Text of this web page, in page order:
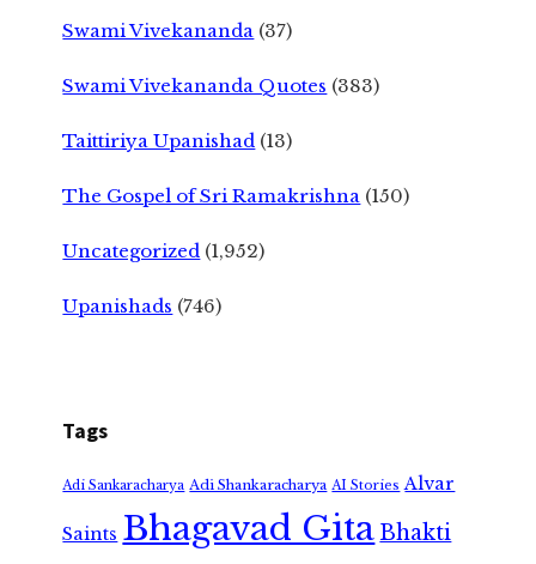
Swami Vivekananda (37)
Swami Vivekananda Quotes (383)
Taittiriya Upanishad (13)
The Gospel of Sri Ramakrishna (150)
Uncategorized (1,952)
Upanishads (746)
Tags
Adi Sankaracharya Adi Shankaracharya AI Stories Alvar
Saints Bhagavad GitaBhakti